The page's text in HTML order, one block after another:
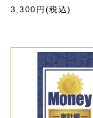
3,300円(税込)